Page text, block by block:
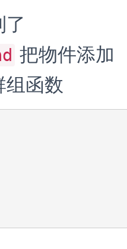
把物件添加
组函数